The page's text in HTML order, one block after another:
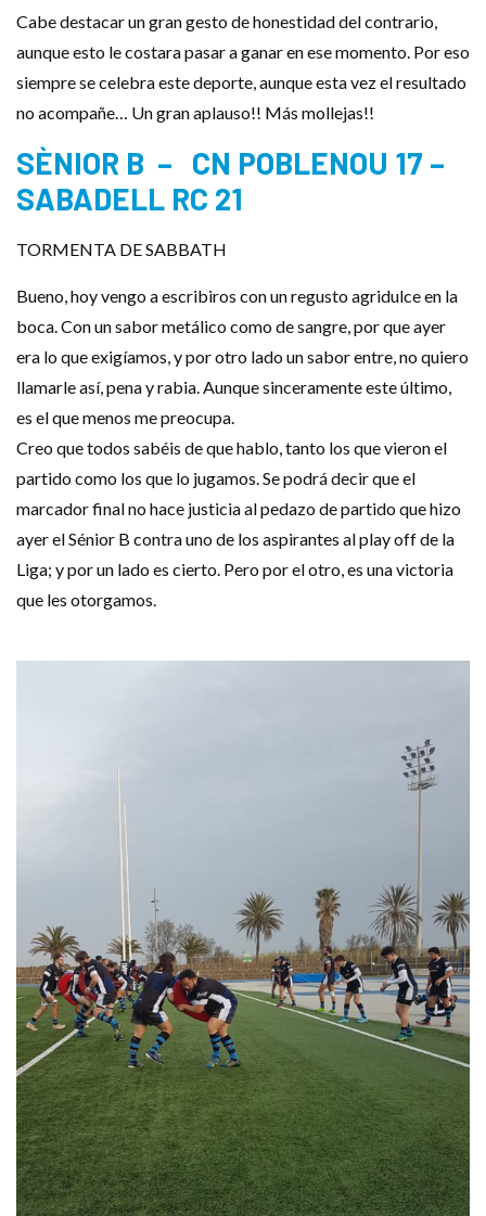
Cabe destacar un gran gesto de honestidad del contrario,
aunque esto le costara pasar a ganar en ese momento. Por eso
siempre se celebra este deporte, aunque esta vez el resultado
no acompañe… Un gran aplauso!! Más mollejas!!
SÈNIOR B – CN POBLENOU 17 –
SABADELL RC 21
TORMENTA DE SABBATH
Bueno, hoy vengo a escribiros con un regusto agridulce en la
boca. Con un sabor metálico como de sangre, por que ayer
era lo que exigíamos, y por otro lado un sabor entre, no quiero
llamarle así, pena y rabia. Aunque sinceramente este último,
es el que menos me preocupa.
Creo que todos sabéis de que hablo, tanto los que vieron el
partido como los que lo jugamos. Se podrá decir que el
marcador final no hace justicia al pedazo de partido que hizo
ayer el Sénior B contra uno de los aspirantes al play off de la
Liga; y por un lado es cierto. Pero por el otro, es una victoria
que les otorgamos.